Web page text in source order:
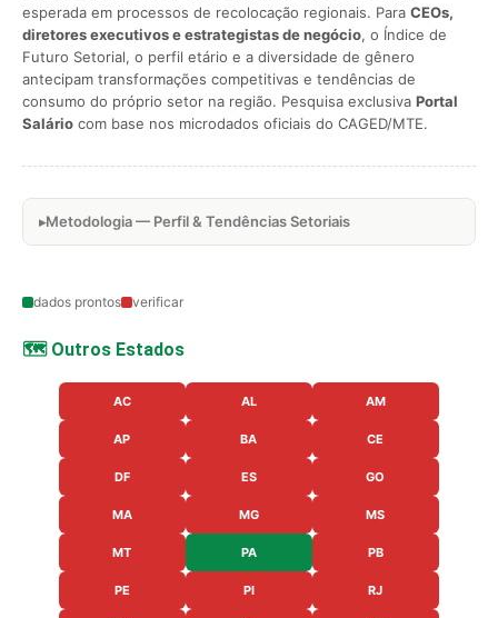
esperada em processos de recolocação regionais. Para CEOs,
diretores executivos e estrategistas de negócio, o Índice de
Futuro Setorial, o perfil etário e a diversidade de gênero
antecipam transformações competitivas e tendências de
consumo do próprio setor na região. Pesquisa exclusiva Portal
Salário com base nos microdados oficiais do CAGED/MTE.
Metodologia — Perfil & Tendências Setoriais
dados prontos verificar
🗺️ Outros Estados
AC AL AM
AP BA CE
DF ES GO
MA MG MS
MT PA PB
PE PI RJ